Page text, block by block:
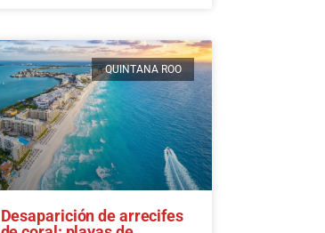
QUINTANA ROO
Desaparición de arrecifes